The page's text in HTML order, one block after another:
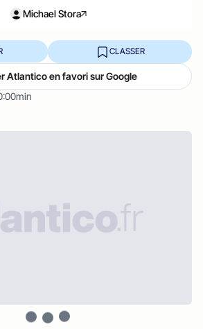
Michael Stora
CLASSER
Atlantico en favori sur Google